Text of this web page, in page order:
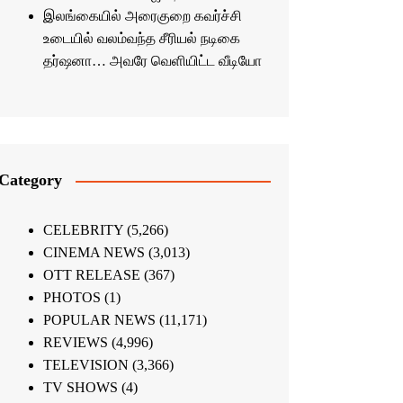
இலங்கையில் அரைகுறை கவர்ச்சி
உடையில் வலம்வந்த சீரியல் நடிகை
தர்ஷனா… அவரே வெளியிட்ட வீடியோ
CELEBRITY(5,266)
CINEMA NEWS (3,013)
OTT RELEASE (367)
PHOTOS (1)
POPULAR NEWS (11,171)
REVIEWS (4,996)
TELEVISION (3,366)
TV SHOWS (4)